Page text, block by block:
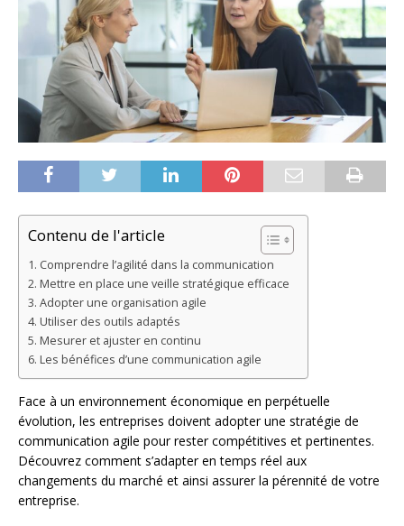
Contenu de l'article
Comprendre l’agilité dans la communication
Mettre en place une veille stratégique efficace
Adopter une organisation agile
Utiliser des outils adaptés
Mesurer et ajuster en continu
Les bénéfices d’une communication agile
Face à un environnement économique en perpétuelle
évolution, les entreprises doivent adopter une stratégie de
communication agile pour rester compétitives et pertinentes.
Découvrez comment s’adapter en temps réel aux
changements du marché et ainsi assurer la pérennité de votre
entreprise.